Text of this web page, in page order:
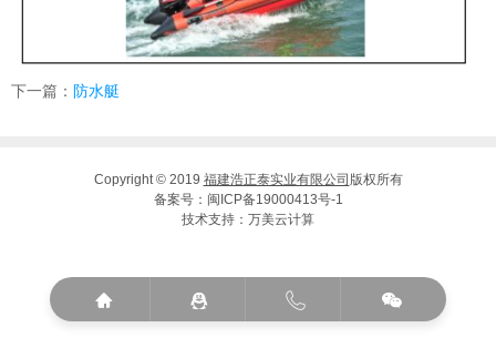
下一篇： 防水艇
   
Copyright © 2019 福建浩正泰实业有限公司 版权所有
备案号： 闽ICP备19000413号-1
技术支持： 万美云计算